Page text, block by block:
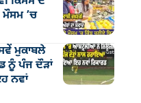
ਮੌਸਮ ’ਚ
ਮੁਕਾਬਲੇ
ਨੂੰ ਪੰਜ ਦੌੜਾਂ
ਨਵਾਂ